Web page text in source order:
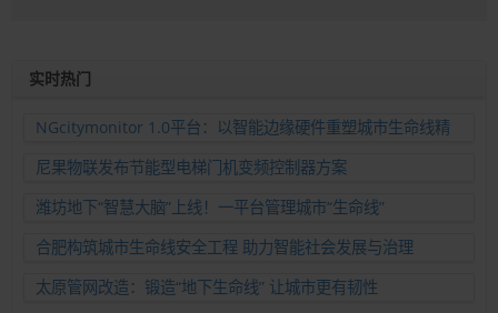
实时热门
NGcitymonitor 1.0平台：以智能边缘硬件重塑城市生命线精
尼果物联发布节能型电梯门机变频控制器方案
潍坊地下“智慧大脑”上线！一平台管理城市“生命线”
合肥构筑城市生命线安全工程 助力智能社会发展与治理
太原管网改造：锻造“地下生命线” 让城市更有韧性